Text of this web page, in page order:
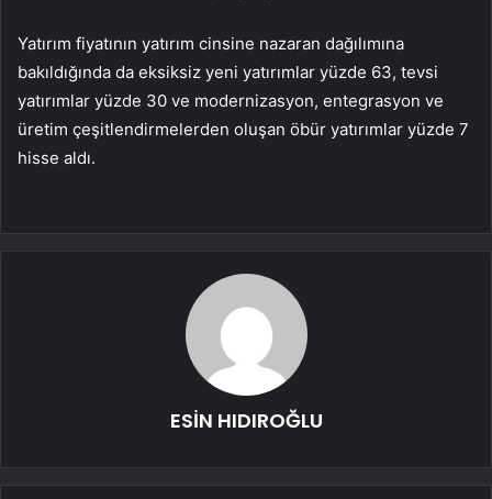
Yatırım fiyatının yatırım cinsine nazaran dağılımına
bakıldığında da eksiksiz yeni yatırımlar yüzde 63, tevsi
yatırımlar yüzde 30 ve modernizasyon, entegrasyon ve
üretim çeşitlendirmelerden oluşan öbür yatırımlar yüzde 7
hisse aldı.
ESİN HIDIROĞLU